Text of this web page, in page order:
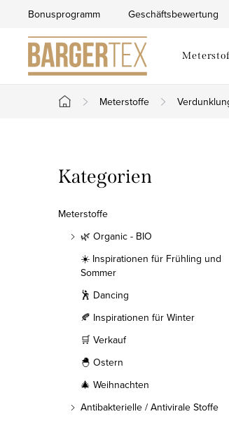
springen
Bonusprogramm Geschäftsbewertung
Startseite
Meterstoffe
e
i
Kategorien
überspringen
Kategorien
Meterstoffe
🌿 Organic - BIO
☀️ Inspirationen für Frühling und
Sommer
🕺 Dancing
🍂 Inspirationen für Winter
🛒 Verkauf
🐣 Ostern
🎄 Weihnachten
Antibakterielle / Antivirale Stoffe